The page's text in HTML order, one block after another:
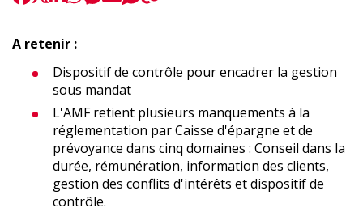
A retenir :
Dispositif de contrôle pour encadrer la gestion
sous mandat
L'AMF retient plusieurs manquements à la
réglementation par Caisse d'épargne et de
prévoyance dans cinq domaines : Conseil dans la
durée, rémunération, information des clients,
gestion des conflits d'intérêts et dispositif de
contrôle.